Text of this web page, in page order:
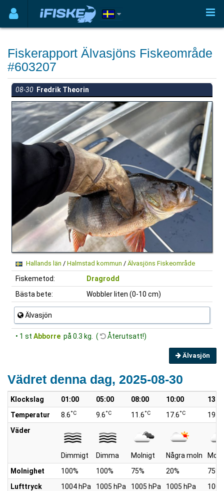
Fiskerapport Älvasjöns Fiskeområde
#603207
08-30 Fredrik Theorin
Hallands län / Halmstad kommun / Älvasjöns Fiskeområde
Fiskemetod:
Dragrodd
Bästa bete:
Wobbler liten (0-10 cm)
Älvasjön
• 1 st Abborre på 0.3 kg. ( Återutsatt!)
Älvasjön
Vädret denna dag, 2025-08-30
Klockslag 01:00 05:00 08:00 10:00
Temperatur
8.6°C 9.6°C 11.6°C 17.6°C 19.6
Väder
Dimmigt Dimma Molnigt Några moln
Molnighet
100% 100% 75% 20%
75%
Lufttryck
1004 hPa 1005 hPa 1005 hPa 1005 hPa